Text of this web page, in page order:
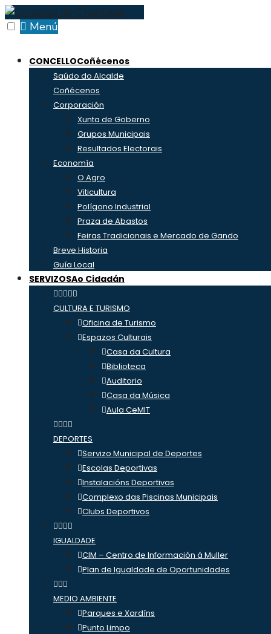
Skip
to
Menú
CONCELLOCoñécenos
Saúdo do Alcalde
Coñécenos
Corporación
Xunta de Goberno
Grupos Municipais
Resultados Electorais
Economía
O Agro
Viticultura
Polígono Industrial
Praza de Abastos
Feiras Tradicionais e Mercado de Gando
Breve Historia
Guía Local
SERVIZOSAo Cidadán
CULTURA E TURISMO
Oficina de Turismo
Espazos Culturais
Casa da Cultura
Biblioteca
Auditorio
Casa da Música
Aula CeMIT
DEPORTES
Servizo Municipal de Deportes
Escolas Deportivas
Instalacións Deportivas
Complexo das Piscinas Municipais
Clubs Deportivos
IGUALDADE
CIM – Centro de Información á Muller
Plan de Igualdade de Oportunidades
MEDIO AMBIENTE
Parques e Xardíns
Punto Limpo